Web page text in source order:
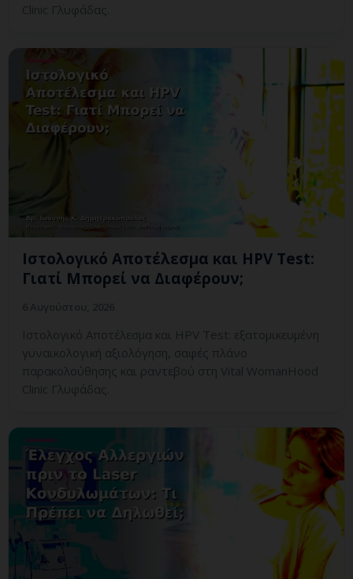
Clinic Γλυφάδας.
Ιστολογικό Αποτέλεσμα και HPV Test:
Γιατί Μπορεί να Διαφέρουν;
Ιστολογικό Αποτέλεσμα και HPV Test: εξατομικευμένη
γυναικολογική αξιολόγηση, σαφές πλάνο
παρακολούθησης και ραντεβού στη Vital WomanHood
Clinic Γλυφάδας.